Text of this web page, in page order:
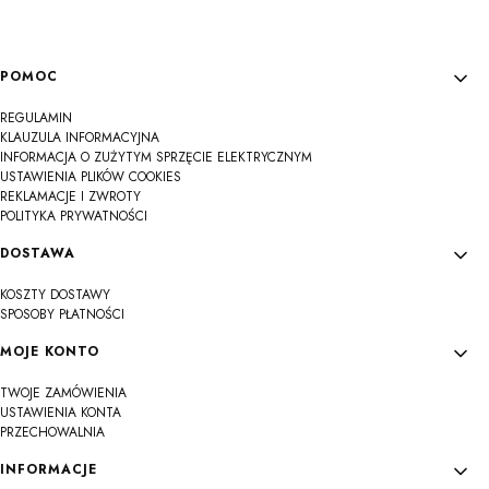
Linki w stopce
POMOC
REGULAMIN
KLAUZULA INFORMACYJNA
INFORMACJA O ZUŻYTYM SPRZĘCIE ELEKTRYCZNYM
USTAWIENIA PLIKÓW COOKIES
REKLAMACJE I ZWROTY
POLITYKA PRYWATNOŚCI
DOSTAWA
KOSZTY DOSTAWY
SPOSOBY PŁATNOŚCI
MOJE KONTO
TWOJE ZAMÓWIENIA
USTAWIENIA KONTA
PRZECHOWALNIA
INFORMACJE